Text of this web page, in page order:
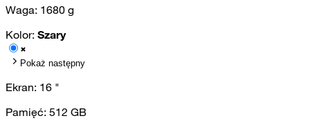
Waga: 1680 g
Kolor: Szary
Pokaż następny
Ekran: 16 "
Pamięć: 512 GB